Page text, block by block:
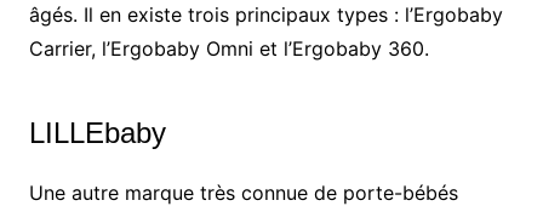
âgés. Il en existe trois principaux types : l’Ergobaby
Carrier, l’Ergobaby Omni et l’Ergobaby 360.
LILLEbaby
Une autre marque très connue de porte-bébés